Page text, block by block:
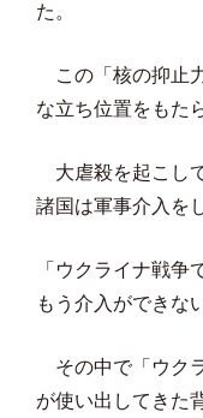
た。
この「核の抑止
な立ち位置をもた
大虐殺を起こし
諸国は軍事介入を
「ウクライナ戦争
もう介入ができな
その中で「ウク
が使い出してきた